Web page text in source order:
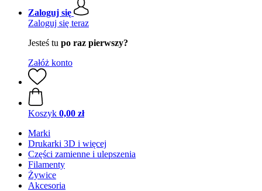
Zaloguj się
Zaloguj się teraz
Jesteś tu po raz pierwszy?
Załóż konto
Koszyk 0,00 zł
Marki
Drukarki 3D i więcej
Części zamienne i ulepszenia
Filamenty
Żywice
Akcesoria